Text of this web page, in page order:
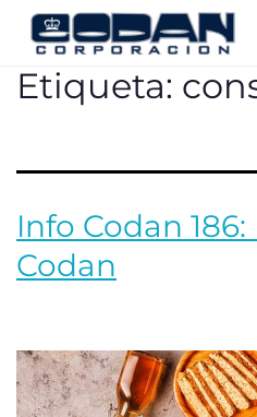
Etiqueta:
Info Codan
Codan